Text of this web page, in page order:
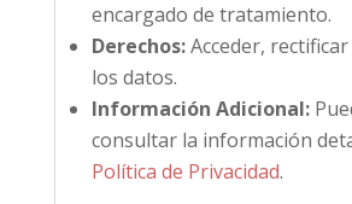
encargado de tratamiento.
Derechos:Acceder,
los datos.
Información Adicional:
consultar la información
Política de Privacidad.